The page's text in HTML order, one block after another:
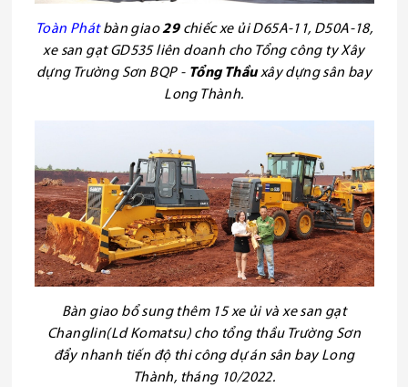
Toàn Phátbàn giao29chiếc xe ủi D65A-11, D50A-18,
xe san gạt GD535 liên doanh cho Tổng công ty Xây
dựng Trường Sơn BQP - Tổng Thầuxây dựng sân bay
Long Thành.
Bàn giao bổ sung thêm 15 xe ủi và xe san gạt
Changlin(Ld Komatsu) cho tổng thầu Trường Sơn
đẩy nhanh tiến độ thi công dự án sân bay Long
Thành, tháng 10/2022.